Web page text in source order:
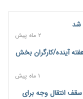
تحصیلات تکمیلی
۲ روز پیش
قانونی با هدف
۲ ماه پیش
آینده/کارگران بخش
۱ ماه پیش
سقف انتقال وجه برای